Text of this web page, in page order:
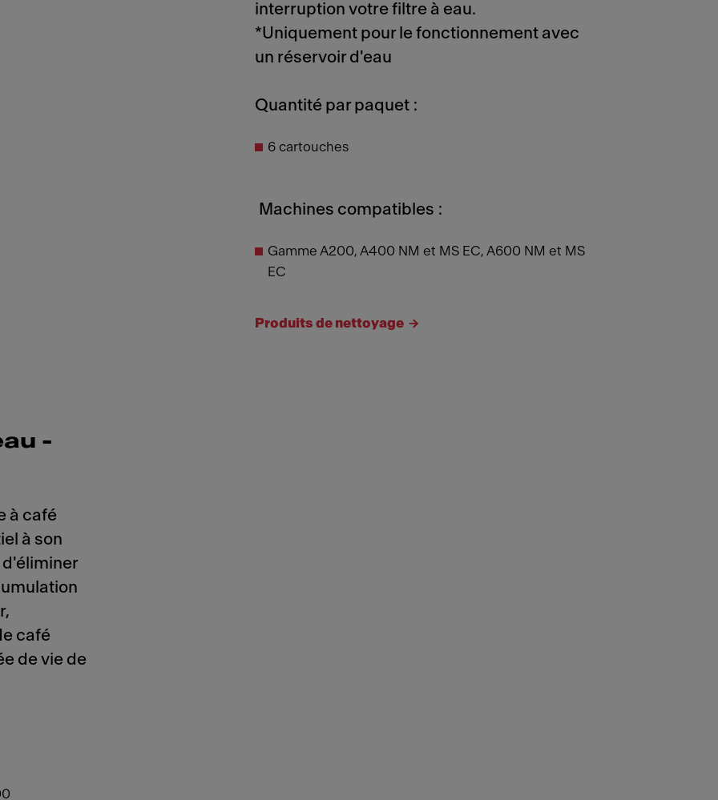
interruption votre filtre à eau.
*Uniquement pour le fonctionnement avec
un réservoir d'eau
Quantité par paquet :
6 cartouches
Machines compatibles :
Gamme A200, A400 NM et MS EC, A600 NM et MS
EC
Produits de nettoyage
-
à café
à son
café
de vie de